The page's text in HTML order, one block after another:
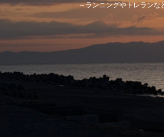
～ランニングやトレランな